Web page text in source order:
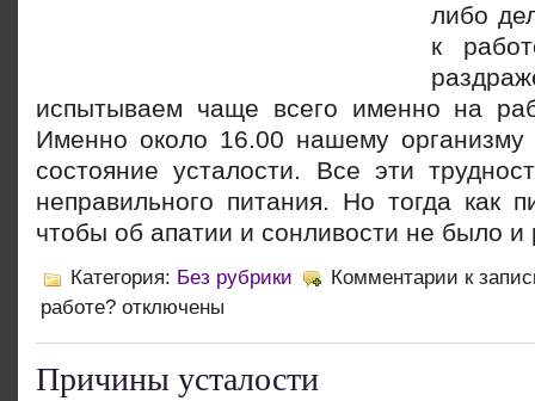
либо
к
испытываем чаще всего именно на
Именно около 16.00 нашему организму
состояние усталости. Все эти
неправильного питания. Но тогда как
чтобы об апатии и сонливости не было
Категория: Без рубрики Комментарии к
работе? отключены
Причины усталости